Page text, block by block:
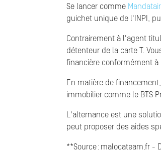
Se lancer comme
guichet unique de l'INPI,
Contrairement à l'agent
détenteur de la carte T.
financière conformément à
En matière de
immobilier comme le BTS
L'alternance est une
peut proposer des aides
**Source : malocateam.fr -